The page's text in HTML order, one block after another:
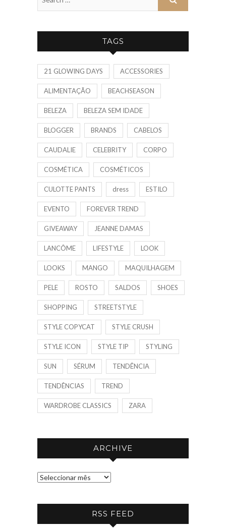
TAGS
21 GLOWING DAYS ACCESSORIES
ALIMENTAÇÃO BEACHSEASON
BELEZA BELEZA SEM IDADE
BLOGGER BRANDS CABELOS
CAUDALIE CELEBRITY CORPO
COSMÉTICA COSMÉTICOS
CULOTTE PANTS dress ESTILO
EVENTO FOREVER TREND
GIVEAWAY JEANNE DAMAS
LANCÔME LIFESTYLE LOOK
LOOKS MANGO MAQUILHAGEM
PELE ROSTO SALDOS SHOES
SHOPPING STREETSTYLE
STYLE COPYCAT STYLE CRUSH
STYLE ICON STYLE TIP STYLING
SUN SÉRUM TENDÊNCIA
TENDÊNCIAS TREND
WARDROBE CLASSICS ZARA
ARCHIVE
A
C
RSS FEED